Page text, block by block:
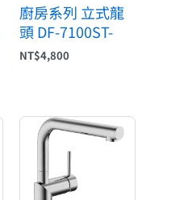
廚房系列 立式龍
頭 DF-7100ST-
NT$4,800